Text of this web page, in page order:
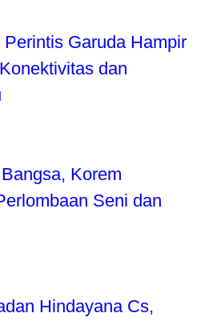
Garuda Hampir
dan
Korem
Seni dan
Hindayana Cs,